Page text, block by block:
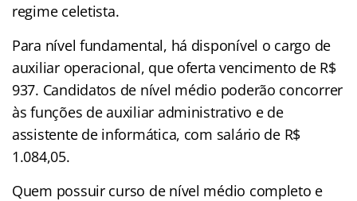
regime celetista.
Para nível fundamental, há disponível o cargo de
auxiliar operacional, que oferta vencimento de R$
937. Candidatos de nível médio poderão concorrer
às funções de auxiliar administrativo e de
assistente de informática, com salário de R$
1.084,05.
Quem possuir curso de nível médio completo e